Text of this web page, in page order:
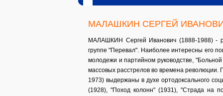
МАЛАШКИН СЕРГЕЙ
МАЛАШКИН Сергей Иванович (1888-1988) -
группе "Перевал". Наиболее интересны его
молодежи и партийном руководстве,
массовых расстрелов во времена
1973) выдержаны в духе ортодоксального
(1928), "Поход колонн" (1931), "Страда на